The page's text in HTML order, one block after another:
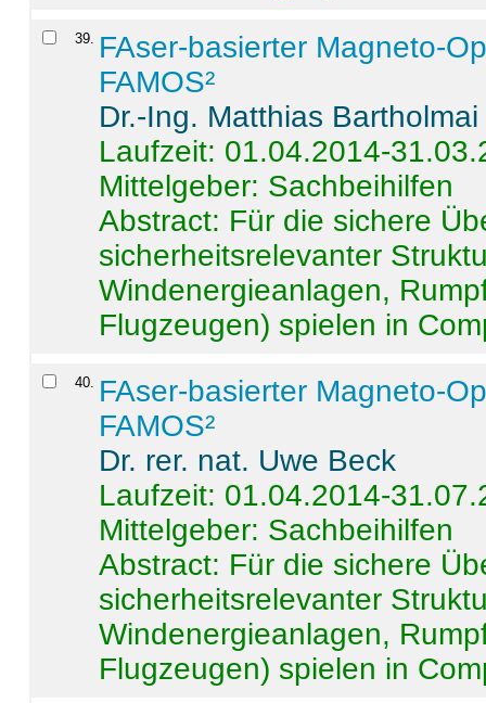
39. FAser-basierter Magneto-
FAMOS²
Dr.-Ing. Matthias Bartholmai
Laufzeit: 01.04.2014-
Mittelgeber: Sachbeihilfen
Abstract: Für die sichere
sicherheitsrelevanter
Windenergieanlagen,
Flugzeugen) spielen in
40. FAser-basierter Magneto-
FAMOS²
Dr. rer. nat. Uwe Beck
Laufzeit: 01.04.2014-
Mittelgeber: Sachbeihilfen
Abstract: Für die sichere
sicherheitsrelevanter
Windenergieanlagen,
Flugzeugen) spielen in